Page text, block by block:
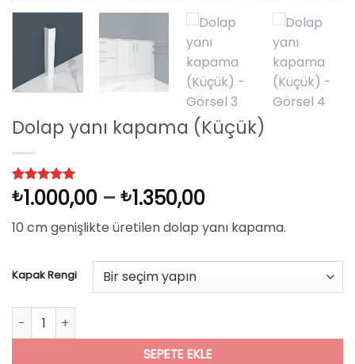
Dolap yanı kapama (Küçük)
1
müşteri
puanına
5 üzerinden
₺1.000,00 – ₺1.350,00Fiyat
aralığı:
₺1.000,00
10 cm genişlikte üretilen dolap yanı kapama.
Kapak Rengi
Dolap yanı kapama (Küçük) adet
SEPETE EKLE